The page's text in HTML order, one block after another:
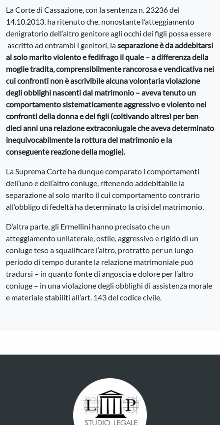
La Corte di Cassazione, con la sentenza n. 23236 del
14.10.2013, ha ritenuto che, nonostante l’atteggiamento
denigratorio dell’altro genitore agli occhi dei figli possa essere
ascritto ad entrambi i genitori, laseparazione è da addebitarsi
al solo marito violento e fedifrago il quale – a differenza della
moglie tradita, comprensibilmente rancorosa e vendicativa nei
cui confronti non è ascrivibile alcuna volontaria violazione
degli obblighi nascenti dal matrimonio – aveva tenuto un
comportamento sistematicamente aggressivo e violento nei
confronti della donna e dei figli (coltivando altresì per ben
dieci anni una relazione extraconiugale che aveva determinato
inequivocabilmente la rottura del matrimonio e la
conseguente reazione della moglie).
La Suprema Corte ha dunque comparato i comportamenti
dell’uno e dell’altro coniuge, ritenendo addebitabile la
separazione al solo marito il cui comportamento contrario
all’obbligo di fedeltà ha determinato la crisi del matrimonio.
D’altra parte, gli Ermellini hanno precisato che un
atteggiamento unilaterale, ostile, aggressivo e rigido di un
coniuge teso a squalificare l’altro, protratto per un lungo
periodo di tempo durante la relazione matrimoniale può
tradursi – in quanto fonte di angoscia e dolore per l’altro
coniuge – in una violazione degli obblighi di assistenza morale
e materiale stabiliti all’art. 143 del codice civile.